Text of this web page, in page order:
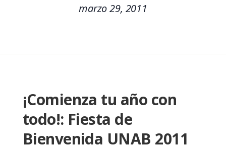
marzo 29, 2011
¡Comienza tu año con
todo!: Fiesta de
Bienvenida UNAB 2011